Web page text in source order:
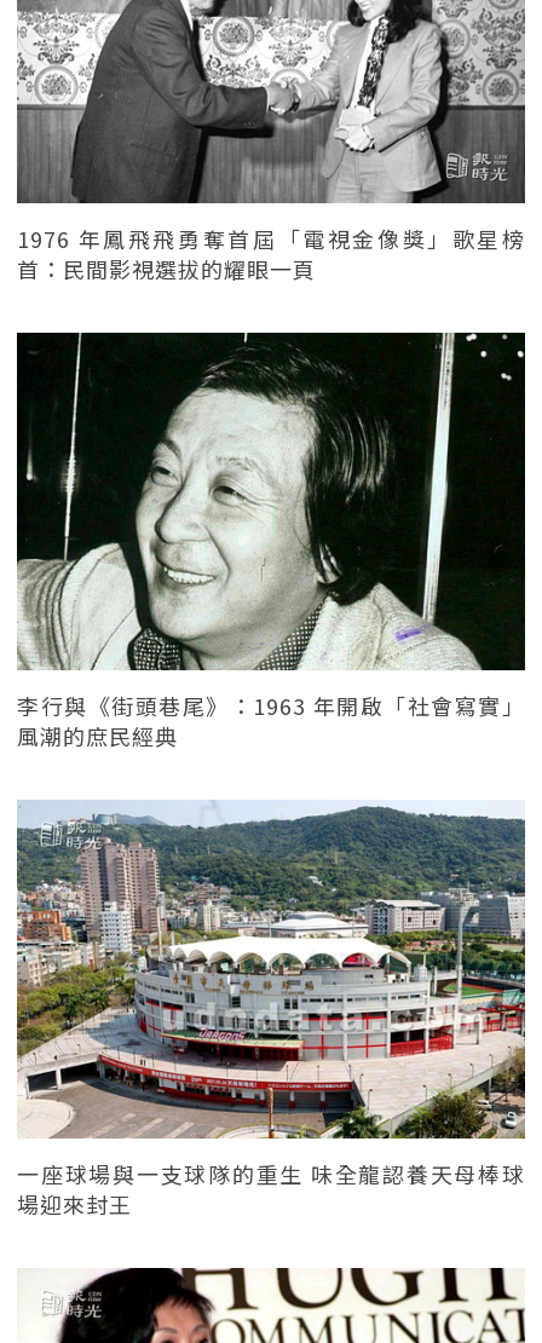
1976 年鳳飛飛勇奪首屆「電視金像獎」歌星榜
首：民間影視選拔的耀眼一頁
李行與《街頭巷尾》：1963 年開啟「社會寫實」
風潮的庶民經典
一座球場與一支球隊的重生 味全龍認養天母棒球
場迎來封王